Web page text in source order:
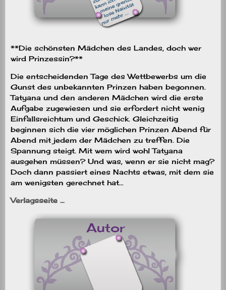
**Die schönsten Mädchen des Landes, doch wer
wird Prinzessin?**
Die entscheidenden Tage des Wettbewerbs um die
Gunst des unbekannten Prinzen haben begonnen.
Tatyana und den anderen Mädchen wird die erste
Aufgabe zugewiesen und sie erfordert nicht wenig
Einfallsreichtum und Geschick. Gleichzeitig
beginnen sich die vier möglichen Prinzen Abend für
Abend mit jedem der Mädchen zu treffen. Die
Spannung steigt. Mit wem wird wohl Tatyana
ausgehen müssen? Und was, wenn er sie nicht mag?
Doch dann passiert eines Nachts etwas, mit dem sie
am wenigsten gerechnet hat…
Verlagsseite …